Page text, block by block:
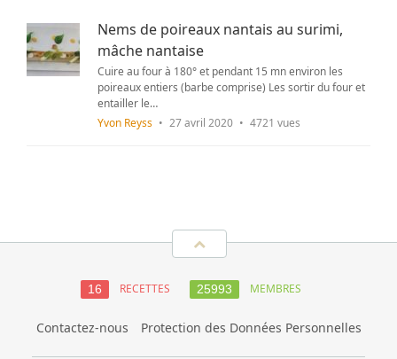
Nems de poireaux nantais au surimi,
mâche nantaise
Cuire au four à 180° et pendant 15 mn environ les
poireaux entiers (barbe comprise) Les sortir du four et
entailler le…
Yvon Reyss • 27 avril 2020 • 4721 vues
16 RECETTES 25993 MEMBRES
Contactez-nous Protection des Données Personnelles